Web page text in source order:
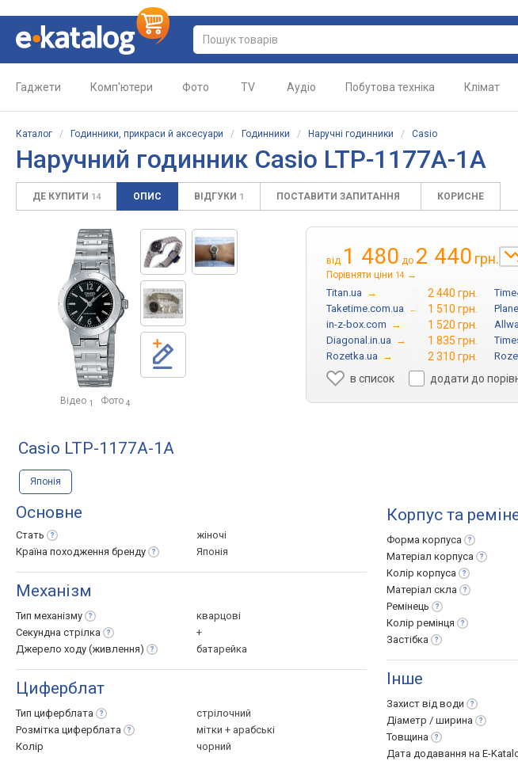
Гаджети Комп'ютери Фото TV Аудіо Побутова техніка Клімат
Каталог / Годинники, прикраси й аксесуари / Годинники / Наручні годинники / Casio
Наручний годинник Casio LTP-1177A-1A
ДЕ КУПИТИ 14 ОПИС ВІДГУКИ 1 ПОСТАВИТИ ЗАПИТАННЯ КОРИСНЕ
Відео 1 Фото 4
від 1 480 до 2 440 грн.
Порівняти ціни 14 →
Titan.ua → 2 440 грн.
Taketime.com.ua → 1 510 грн.
in-z-box.com → 1 520 грн.
Diagonal.in.ua → 1 835 грн.
Rozetka.ua → 2 310 грн.
в список
додати до
Casio LTP-1177A-1A
Японія
Основне
Стать
жіночі
Країна походження бренду Японія
Механізм
Тип механізму
кварцові
Секундна стрілка
+
Джерело ходу (живлення) батарейка
Циферблат
Тип циферблата
стрілочний
Розмітка циферблата
мітки + арабські
Колір
чорний
Корпус та
Форма корпуса
Матеріал корпуса
Колір корпуса
Матеріал скла
Ремінець
Колір ремінця
Застібка
Інше
Захист від води
Діаметр / ширина
Товщина
Дата додавання на E-